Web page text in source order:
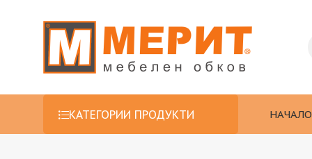
КАТЕГОРИИ ПРОДУКТИ НАЧАЛО